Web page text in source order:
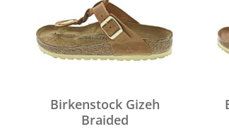
Birkenstock Gizeh
Braided